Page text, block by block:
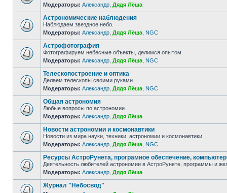
Модераторы: Александр Дядя Лёша
Астрономические наблюдения
Наблюдаем звездное небо.
Модераторы: Александр Дядя Лёша NGC
Астрофотография
Фотографируем небесные объекты, делимся опытом.
Модераторы: Александр Дядя Лёша NGC
Телескопостроение и оптика
Делаем телескопы своими руками
Модераторы: Александр Дядя Лёша NGC
Общая астрономия
Любые вопросы по астрономии.
Модераторы: Александр Дядя Лёша
Новости астрономии и космонавтики
Новости из мира науки, техники, астрономии и космонавтики
Модераторы: Александр Дядя Лёша NGC
Ресурсы АстроРунета, програмное обеспечение,
Деятельность любителей астрономии в АстроРунете, программы и
Модераторы: Александр Дядя Лёша
Журнал "Небосвод"